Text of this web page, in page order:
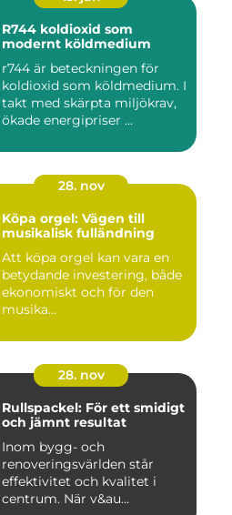
R744 koldioxid som
modernt köldmedium
r744 är beteckningen för
koldioxid som köldmedium. I
takt med skärpta miljökrav,
ökade energipriser ...
28. nov
Köpa orgel: Vägen till
musikalisk fulländning
Att köpa orgel kan vara en
betydande investering, både
ekonomiskt och för den
musika...
28. nov
Rullspackel: För ett smidigt
och jämnt resultat
Inom bygg- och
renoveringsvärlden står
effektivitet och kvalitet i
centrum. När v&au...